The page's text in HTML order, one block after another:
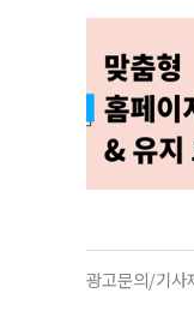
광고문의/기사